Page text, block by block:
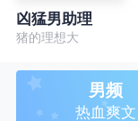
凶猛男助理
猪的理想大
男频
热血爽文